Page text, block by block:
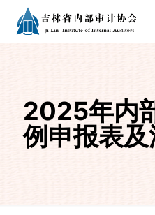
2025年内
例申报表